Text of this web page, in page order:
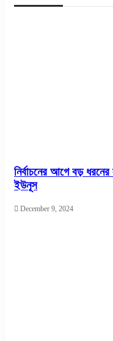
নির্বাচনের আগে বড়
ইউনূস
December 9, 2024